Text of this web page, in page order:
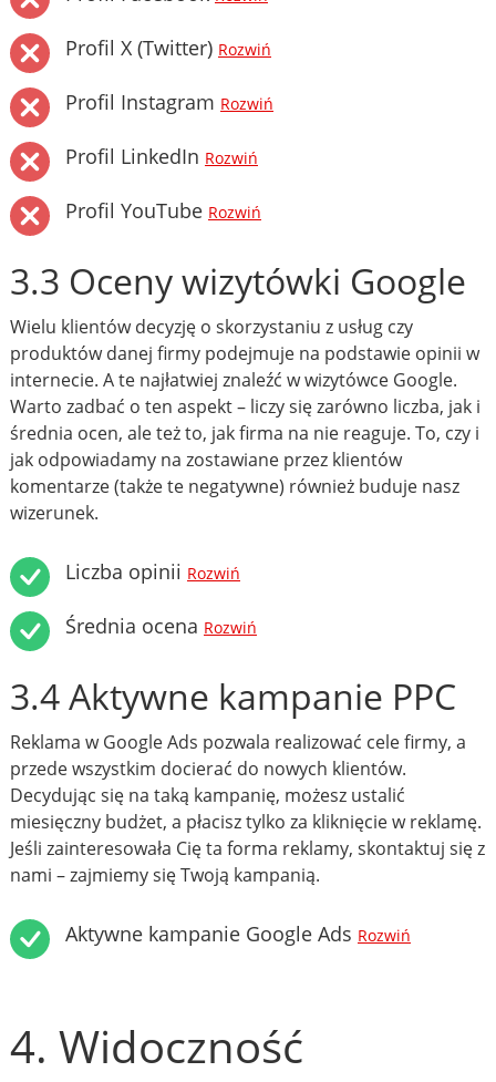
Profil X (Twitter) Rozwiń
Profil Instagram Rozwiń
Profil LinkedIn Rozwiń
Profil YouTube Rozwiń
3.3 Oceny wizytówki Google
Wielu klientów decyzję o skorzystaniu z usług czy
produktów danej firmy podejmuje na podstawie opinii w
internecie. A te najłatwiej znaleźć w wizytówce Google.
Warto zadbać o ten aspekt – liczy się zarówno liczba, jak i
średnia ocen, ale też to, jak firma na nie reaguje. To, czy i
jak odpowiadamy na zostawiane przez klientów
komentarze (także te negatywne) również buduje nasz
wizerunek.
Liczba opinii Rozwiń
Średnia ocena Rozwiń
3.4 Aktywne kampanie PPC
Reklama w Google Ads pozwala realizować cele firmy, a
przede wszystkim docierać do nowych klientów.
Decydując się na taką kampanię, możesz ustalić
miesięczny budżet, a płacisz tylko za kliknięcie w reklamę.
Jeśli zainteresowała Cię ta forma reklamy, skontaktuj się z
nami – zajmiemy się Twoją kampanią.
Aktywne kampanie Google Ads Rozwiń
4. Widoczność